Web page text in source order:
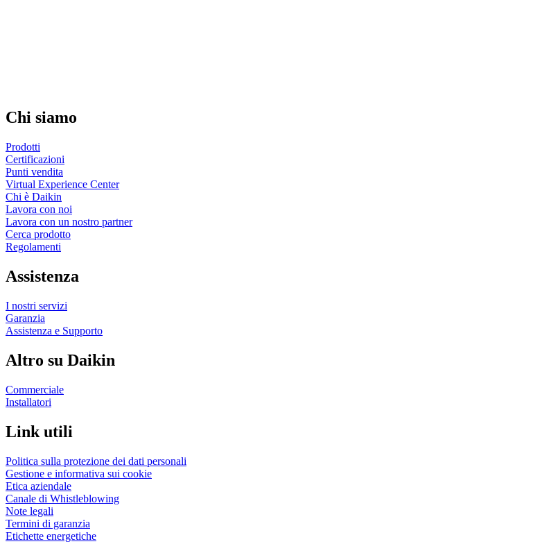
Chi siamo
Prodotti
Certificazioni
Punti vendita
Virtual Experience Center
Chi è Daikin
Lavora con noi
Lavora con un nostro partner
Cerca prodotto
Regolamenti
Assistenza
I nostri servizi
Garanzia
Assistenza e Supporto
Altro su Daikin
Commerciale
Installatori
Link utili
Politica sulla protezione dei dati personali
Gestione e informativa sui cookie
Etica aziendale
Canale di Whistleblowing
Note legali
Termini di garanzia
Etichette energetiche